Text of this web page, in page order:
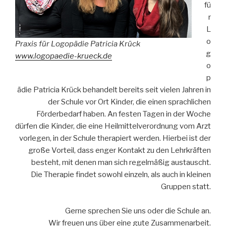
Praxis für Logopädie Patricia Krück
www.logopaedie-krueck.de
fü
r
L
o
g
o
p
ädie Patricia Krück behandelt bereits seit vielen Jahren in
der Schule vor Ort Kinder, die einen sprachlichen
Förderbedarf haben. An festen Tagen in der Woche
dürfen die Kinder, die eine Heilmittelverordnung vom Arzt
vorlegen, in der Schule therapiert werden. Hierbei ist der
große Vorteil, dass enger Kontakt zu den Lehrkräften
besteht, mit denen man sich regelmäßig austauscht.
Die Therapie findet sowohl einzeln, als auch in kleinen
Gruppen statt.
Gerne sprechen Sie uns oder die Schule an.
Wir freuen uns über eine gute Zusammenarbeit.